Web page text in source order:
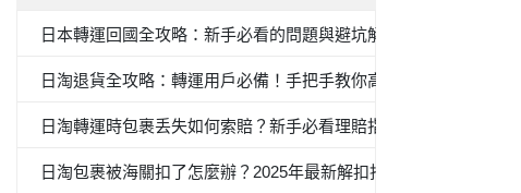
日本轉運回國全攻略：新手必看的問題與避坑解答
日淘退貨全攻略：轉運用戶必備！手把手教你高效退貨
日淘轉運時包裹丢失如何索賠？新手必看理賠指南
日淘包裹被海關扣了怎麼辦？2025年最新解扣指南與避坑策略